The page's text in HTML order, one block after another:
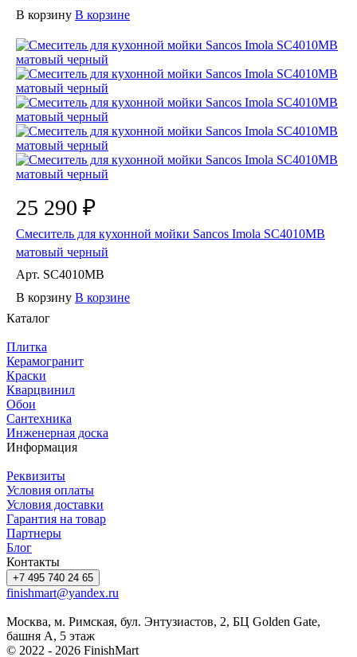
В корзину В корзине
25 290 ₽
Смеситель для кухонной мойки Sancos Imola SC4010MB
матовый черный
Арт. SC4010MB
В корзину В корзине
Каталог
Плитка
Керамогранит
Краски
Кварцвинил
Обои
Сантехника
Инженерная доска
Информация
Реквизиты
Условия оплаты
Условия доставки
Гарантия на товар
Партнеры
Блог
Контакты
+7 495 740 24 65
finishmart@yandex.ru
Москва, м. Римская, бул. Энтузиастов, 2, БЦ Golden Gate,
башня А, 5 этаж
© 2022 - 2026 FinishMart